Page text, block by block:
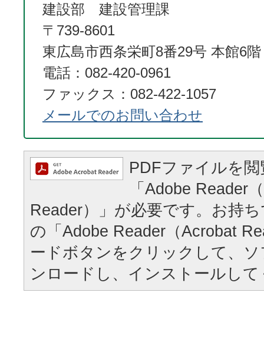
建設部 建設管理課
〒739-8601
東広島市西条栄町8番29号 本館6階
電話：082-420-0961
ファックス：082-422-1057
メールでのお問い合わせ
PDFファイルを
「Adobe Reader
Reader）」が必要です。お持
の「Adobe Reader（Acrobat
ードボタンをクリックして、
ンロードし、インストールし